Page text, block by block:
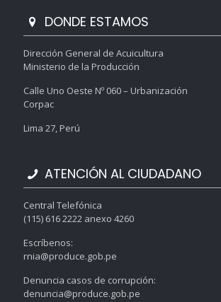
DONDE ESTAMOS
Dirección General de Acuicultura
Ministerio de la Producción
Calle Uno Oeste Nº 060 – Urbanización
Corpac
Lima 27, Perú
ATENCIÓN AL CIUDADANO
Central Telefónica
(115) 616 2222 anexo 4260
Escríbenos:
rnia@produce.gob.pe
Denuncia casos de corrupción:
denuncia@produce.gob.pe